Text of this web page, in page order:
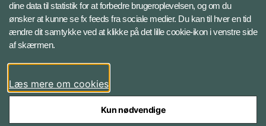
Kontakt
Følg Personelkommandoen
LinkedIn
dine data til statistik for at forbedre brugeroplevelsen, og om du
ønsker at kunne se fx feeds fra sociale medier. Du kan til hver en tid
ændre dit samtykke ved at klikke på det lille cookie-ikon i venstre side
af skærmen.
Læs mere om cookies
Kun nødvendige